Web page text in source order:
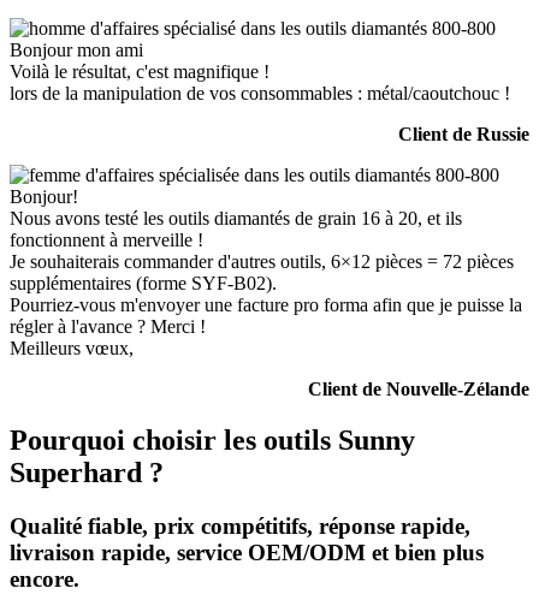
Bonjour mon ami
Voilà le résultat, c'est magnifique !
lors de la manipulation de vos consommables : métal/caoutchouc !
Client de Russie
Bonjour!
Nous avons testé les outils diamantés de grain 16 à 20, et ils
fonctionnent à merveille !
Je souhaiterais commander d'autres outils, 6×12 pièces = 72 pièces
supplémentaires (forme SYF-B02).
Pourriez-vous m'envoyer une facture pro forma afin que je puisse la
régler à l'avance ? Merci !
Meilleurs vœux,
Client de Nouvelle-Zélande
Pourquoi choisir les outils Sunny
Superhard ?
Qualité fiable, prix compétitifs, réponse rapide,
livraison rapide, service OEM/ODM et bien plus
encore.